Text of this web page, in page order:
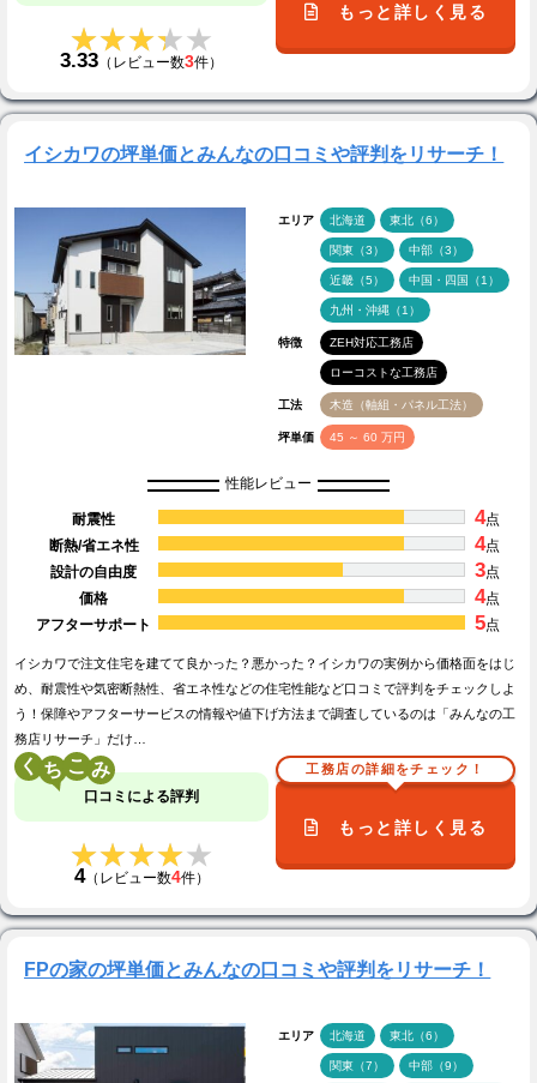
★★★★★
★★★★★
3.33 （レビュー数3件）
もっと詳しく見る
イシカワの坪単価とみんなの口コミや評判をリサーチ！
エリア 北海道 東北（6）
関東（3） 中部（3）
近畿（5） 中国・四国（1）
九州・沖縄（1）
特徴 ZEH対応工務店
ローコストな工務店
工法 木造（軸組・パネル工法）
坪単価 45 ～ 60 万円
性能レビュー
耐震性 4点
断熱/省エネ性
4点
設計の自由度
3点
価格
4点
アフターサポート
5点
イシカワで注文住宅を建てて良かった？悪かった？イシカワの実例から価格面をはじ
め、耐震性や気密断熱性、省エネ性などの住宅性能など口コミで評判をチェックしよ
う！保障やアフターサービスの情報や値下げ方法まで調査しているのは「みんなの工
務店リサーチ」だけ…
く こ
口コミによる評判
★★★★★
★★★★★
4（レビュー数4件）
工務店の詳細をチェック！
もっと詳しく見る
FPの家の坪単価とみんなの口コミや評判をリサーチ！
エリア 北海道 東北（6）
関東（7） 中部（9）